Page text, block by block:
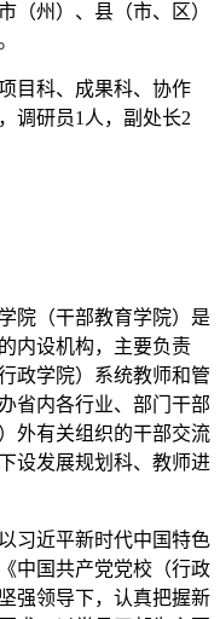
（州）、县（市、区）
目科、成果科、协作
调研员1人，副处长2
院（干部教育学院）是
内设机构，主要负责
政学院）系统教师和管
省内各行业、部门干部
外有关组织的干部交流
设发展规划科、教师进
习近平新时代中国特色
中国共产党党校（行政
强领导下，认真把握新